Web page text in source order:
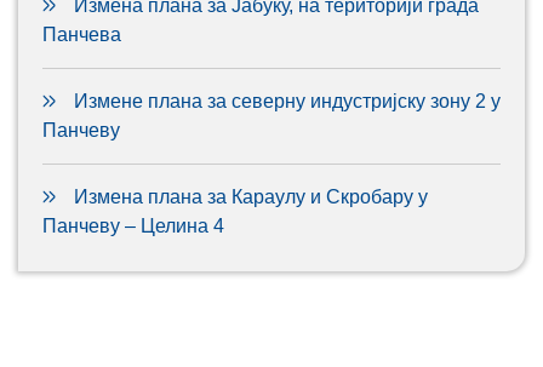
Измена плана за Јабуку, на територији града
Панчева
Измене плана за северну индустријску зону 2 у
Панчеву
Измена плана за Караулу и Скробару у
Панчеву – Целина 4